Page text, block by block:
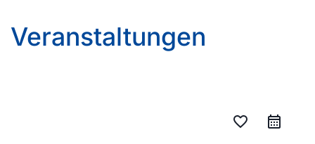
Veranstaltungen
favorite_border